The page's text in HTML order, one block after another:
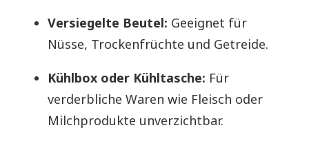
Versiegelte Beutel: Geeignet für
Nüsse, Trockenfrüchte und Getreide.
Kühlbox oder Kühltasche: Für
verderbliche Waren wie Fleisch oder
Milchprodukte unverzichtbar.